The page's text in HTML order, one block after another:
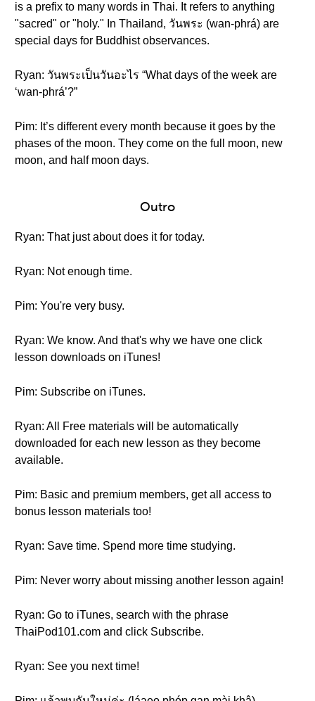
is a prefix to many words in Thai. It refers to anything
"sacred" or "holy." In Thailand, วันพระ (wan-phrá) are
special days for Buddhist observances.
Ryan: วันพระเป็นวันอะไร “What days of the week are
‘wan-phrá’?”
Pim: It’s different every month because it goes by the
phases of the moon. They come on the full moon, new
moon, and half moon days.
Outro
Ryan: That just about does it for today.
Ryan: Not enough time.
Pim: You're very busy.
Ryan: We know. And that's why we have one click
lesson downloads on iTunes!
Pim: Subscribe on iTunes.
Ryan: All Free materials will be automatically
downloaded for each new lesson as they become
available.
Pim: Basic and premium members, get all access to
bonus lesson materials too!
Ryan: Save time. Spend more time studying.
Pim: Never worry about missing another lesson again!
Ryan: Go to iTunes, search with the phrase
ThaiPod101.com and click Subscribe.
Ryan: See you next time!